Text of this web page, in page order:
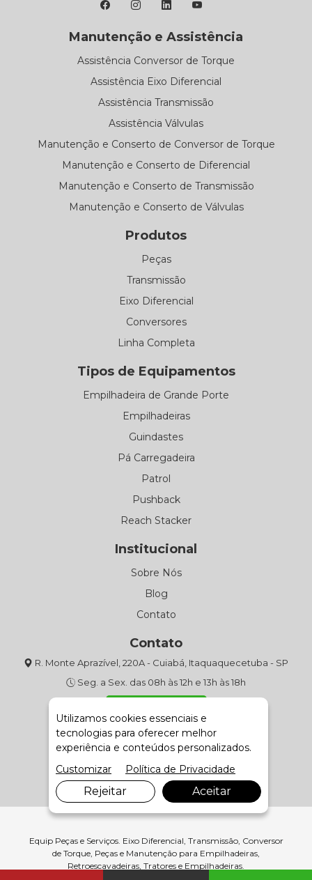
Manutenção e Assistência
Assistência Conversor de Torque
Assistência Eixo Diferencial
Assistência Transmissão
Assistência Válvulas
Manutenção e Conserto de Conversor de Torque
Manutenção e Conserto de Diferencial
Manutenção e Conserto de Transmissão
Manutenção e Conserto de Válvulas
Produtos
Peças
Transmissão
Eixo Diferencial
Conversores
Linha Completa
Tipos de Equipamentos
Empilhadeira de Grande Porte
Empilhadeiras
Guindastes
Pá Carregadeira
Patrol
Pushback
Reach Stacker
Institucional
Sobre Nós
Blog
Contato
Contato
R. Monte Aprazível, 220A - Cuiabá, Itaquaquecetuba - SP
Seg. a Sex. das 08h às 12h e 13h às 18h
Fale com Vendas
Equip Peças e Serviços. Eixo Diferencial, Transmissão, Conversor
de Torque, Peças e Manutenção para Empilhadeiras,
Retroescavadeiras, Tratores e Empilhadeiras.
Utilizamos cookies essenciais e
tecnologias para oferecer melhor
experiência e conteúdos personalizados.
Customizar
Política de Privacidade
Rejeitar Aceitar